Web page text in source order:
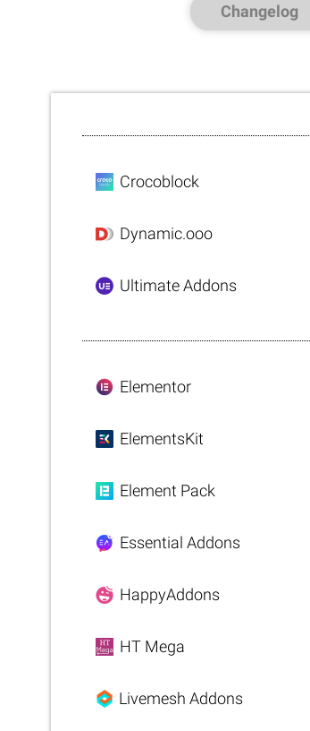
Changelog
Crocoblock
Dynamic.ooo
Ultimate Addons
Elementor
ElementsKit
Element Pack
Essential Addons
HappyAddons
HT Mega
Livemesh Addons